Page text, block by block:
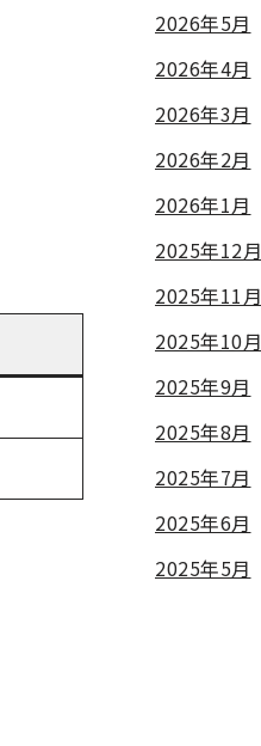
2026年5月
2026年4月
2026年3月
2026年2月
2026年1月
2025年12月
2025年11月
2025年10月
2025年9月
2025年8月
2025年7月
2025年6月
2025年5月